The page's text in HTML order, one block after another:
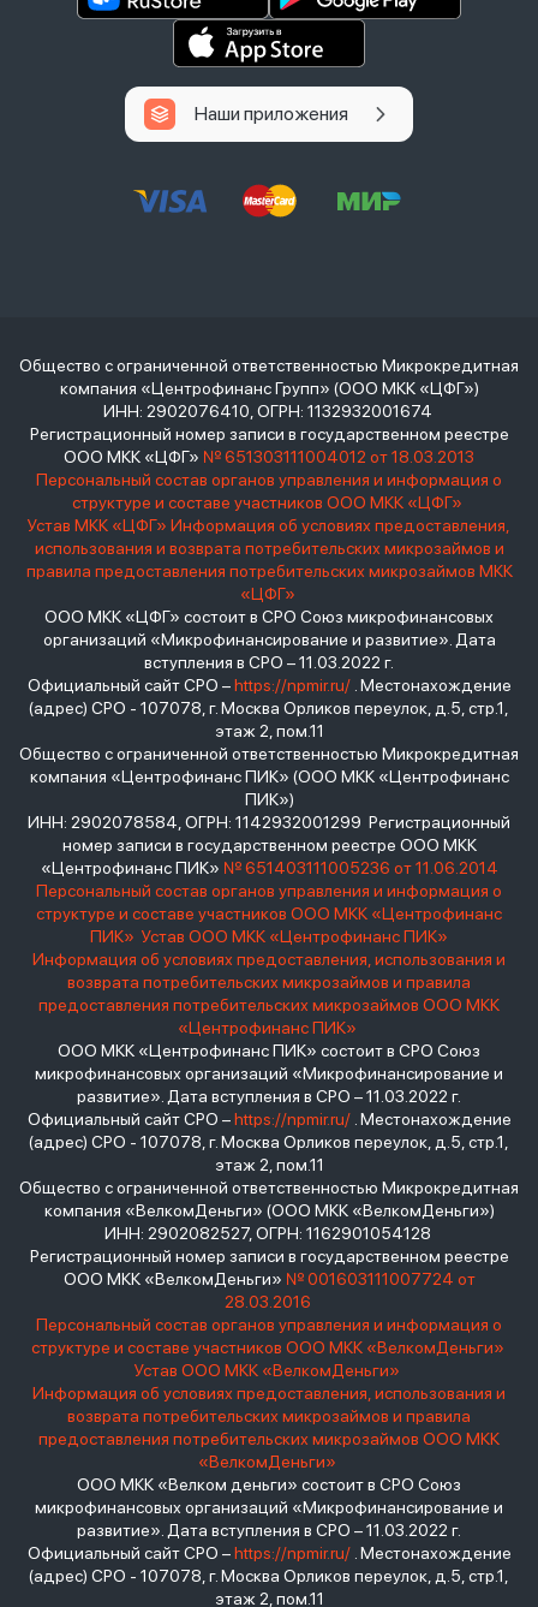
Наши приложения
Общество с ограниченной ответственностью Микрокредитная
компания «Центрофинанс Групп» (ООО МКК «ЦФГ»)
ИНН: 2902076410, ОГРН: 1132932001674
Регистрационный номер записи в государственном реестре
ООО МКК «ЦФГ» № 651303111004012 от 18.03.2013
Персональный состав органов управления и информация о
структуре и составе участников ООО МКК «ЦФГ»
Устав МКК «ЦФГ» Информация об условиях предоставления,
использования и возврата потребительских микрозаймов и
правила предоставления потребительских микрозаймов МКК
«ЦФГ»
ООО МКК «ЦФГ» состоит в СРО Союз микрофинансовых
организаций «Микрофинансирование и развитие». Дата
вступления в СРО – 11.03.2022 г.
Официальный сайт СРО –https://npmir.ru/. Местонахождение
(адрес) СРО - 107078, г. Москва Орликов переулок, д.5, стр.1,
этаж 2, пом.11
Общество с ограниченной ответственностью Микрокредитная
компания «Центрофинанс ПИК» (ООО МКК «Центрофинанс
ПИК»)
ИНН: 2902078584, ОГРН: 1142932001299 Регистрационный
номер записи в государственном реестре ООО МКК
«Центрофинанс ПИК» № 651403111005236 от 11.06.2014
Персональный состав органов управления и информация о
структуре и составе участников ООО МКК «Центрофинанс
ПИК» Устав ООО МКК «Центрофинанс ПИК»
Информация об условиях предоставления, использования и
возврата потребительских микрозаймов и правила
предоставления потребительских микрозаймов ООО МКК
«Центрофинанс ПИК»
ООО МКК «Центрофинанс ПИК» состоит в СРО Союз
микрофинансовых организаций «Микрофинансирование и
развитие». Дата вступления в СРО – 11.03.2022 г.
Официальный сайт СРО –https://npmir.ru/. Местонахождение
(адрес) СРО - 107078, г. Москва Орликов переулок, д.5, стр.1,
этаж 2, пом.11
Общество с ограниченной ответственностью Микрокредитная
компания «ВелкомДеньги» (ООО МКК «ВелкомДеньги»)
ИНН: 2902082527, ОГРН: 1162901054128
Регистрационный номер записи в государственном реестре
ООО МКК «ВелкомДеньги» № 001603111007724 от
28.03.2016
Персональный состав органов управления и информация о
структуре и составе участников ООО МКК «ВелкомДеньги»
Устав ООО МКК «ВелкомДеньги»
Информация об условиях предоставления, использования и
возврата потребительских микрозаймов и правила
предоставления потребительских микрозаймов ООО МКК
«ВелкомДеньги»
ООО МКК «Велком деньги» состоит в СРО Союз
микрофинансовых организаций «Микрофинансирование и
развитие». Дата вступления в СРО – 11.03.2022 г.
Официальный сайт СРО –https://npmir.ru/. Местонахождение
(адрес) СРО - 107078, г. Москва Орликов переулок, д.5, стр.1,
этаж 2, пом.11